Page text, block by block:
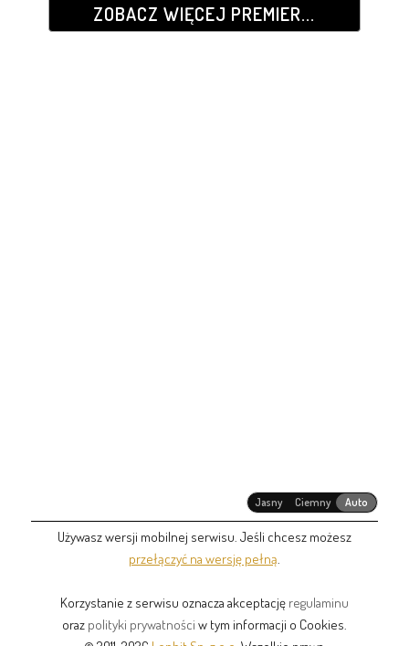
ZOBACZ WIĘCEJ PREMIER...
Jasny Ciemny Auto
Używasz wersji mobilnej serwisu. Jeśli chcesz możesz
przełączyć na wersję pełną
Korzystanie z serwisu oznacza akceptację regulaminu
oraz polityki prywatności w tym informacji o Cookies.